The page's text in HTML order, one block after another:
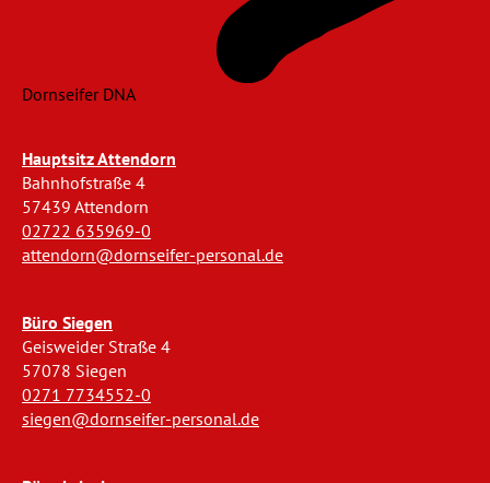
Dornseifer DNA
Hauptsitz Attendorn
Bahnhofstraße 4
57439 Attendorn
02722 635969-0
attendorn@dornseifer-personal.de
Büro Siegen
Geisweider Straße 4
57078 Siegen
0271 7734552-0
siegen@dornseifer-personal.de